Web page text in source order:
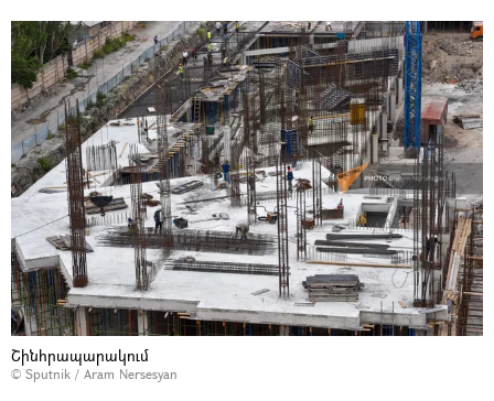
Շինհրապարակում
© Sputnik / Aram Nersesyan